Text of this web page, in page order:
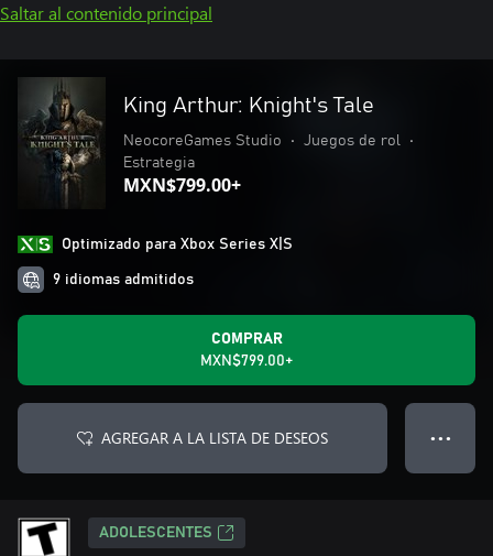
Saltar al contenido principal
King Arthur: Knight's Tale
NeocoreGames Studio • Juegos de rol
•
Estrategia
MXN$799.00+
Optimizado para Xbox Series X|S
9 idiomas admitidos
COMPRAR
MXN$799.00+
AGREGAR A LA LISTA DE DESEOS ● ● ●
ADOLESCENTES